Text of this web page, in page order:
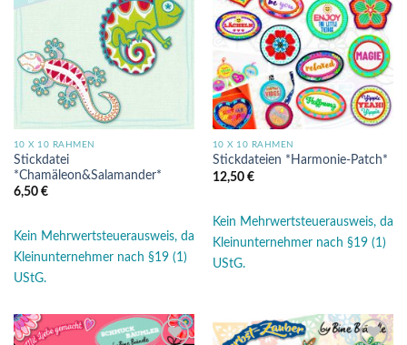
Wunschliste
10 X 10 RAHMEN
Stickdatei
*Chamäleon&Salamander*
6,50 €
Kein Mehrwertsteuerausweis, da
Kleinunternehmer nach §19 (1)
UStG.
Wunschliste
10 X 10 RAHMEN
Stickdateien *Harmonie-Patch*
12,50 €
Kein Mehrwertsteuerausweis, da
Kleinunternehmer nach §19 (1)
UStG.